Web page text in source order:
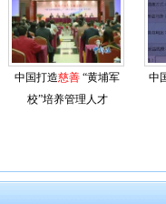
中国打造慈善 “黄埔军
校”培养管理人才
中